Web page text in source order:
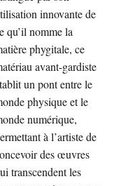
innovante de
qu’il nomme la
phygitale, ce
avant-gardiste
un pont entre le
physique et le
numérique,
à l’artiste de
des œuvres
transcendent les